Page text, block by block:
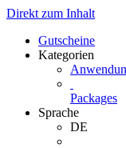
Direkt zum Inhalt
Gutscheine
Kategorien
Packages
Sprache
DE